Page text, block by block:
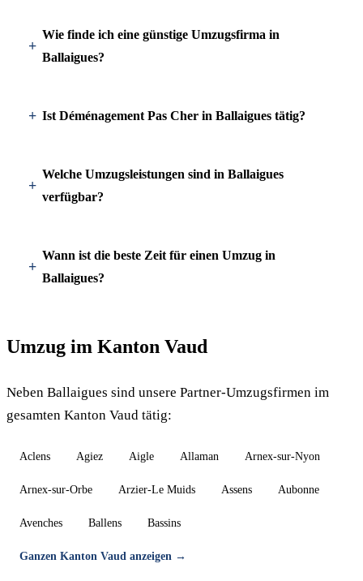
Wie finde ich eine günstige Umzugsfirma in
Ballaigues?
Ist Déménagement Pas Cher in Ballaigues tätig?
Welche Umzugsleistungen sind in Ballaigues
verfügbar?
Wann ist die beste Zeit für einen Umzug in
Ballaigues?
Umzug im Kanton Vaud
Neben Ballaigues sind unsere Partner-Umzugsfirmen im
gesamten Kanton Vaud tätig:
Aclens Agiez Aigle Allaman Arnex-sur-Nyon
Arnex-sur-Orbe Arzier-Le Muids Assens Aubonne
Avenches Ballens Bassins
Ganzen Kanton Vaud anzeigen →